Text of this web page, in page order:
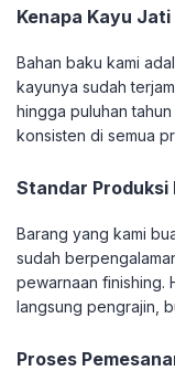
Kenapa Kayu
Bahan baku kami
kayunya sudah
hingga puluhan
konsisten di semua
Standar Produksi
Barang yang kami
sudah
pewarnaan finishing.
langsung pengrajin,
Proses